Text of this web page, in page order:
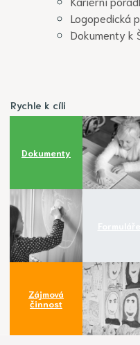
Logopedická
Dokumenty k
Rychle k cíli
Dokumenty
Zájmová
činnost